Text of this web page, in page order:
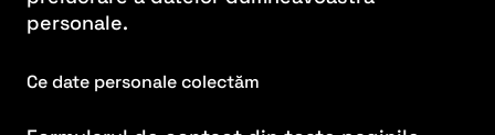
personale.
Ce date personale colectăm